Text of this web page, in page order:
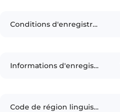
Conditions d'enregistrement
Informations d'enregisteur
Code de région linguistique